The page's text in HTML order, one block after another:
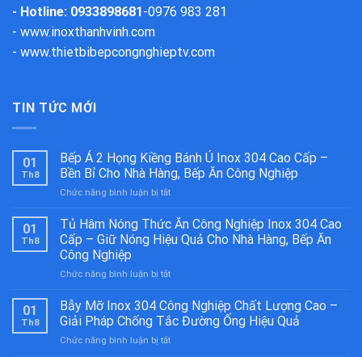
- Hotline: 0933898681-0976 983 281
- www.inoxthanhvinh.com
- www.thietbibepcongnghieptv.com
TIN TỨC MỚI
01
Th8
Bếp Á 2 Họng Kiềng Bánh Ú Inox 304 Cao Cấp –
Bền Bỉ Cho Nhà Hàng, Bếp Ăn Công Nghiệp
Chức năng bình luận bị tắtở
Á
2
Họng
Bánh
Inox
304
Cao
Cấp
01
Th8
Tủ Hâm Nóng Thức Ăn Công Nghiệp Inox 304 Cao
Cấp – Giữ Nóng Hiệu Quả Cho Nhà Hàng, Bếp Ăn
Công Nghiệp
Chức năng bình luận bị tắtở
Hâm
Nóng
Thức
Ăn
01
Th8
Bẫy Mỡ Inox 304 Công Nghiệp Chất Lượng Cao –
Giải Pháp Chống Tắc Đường Ống Hiệu Quả
Chức năng bình luận bị tắtở